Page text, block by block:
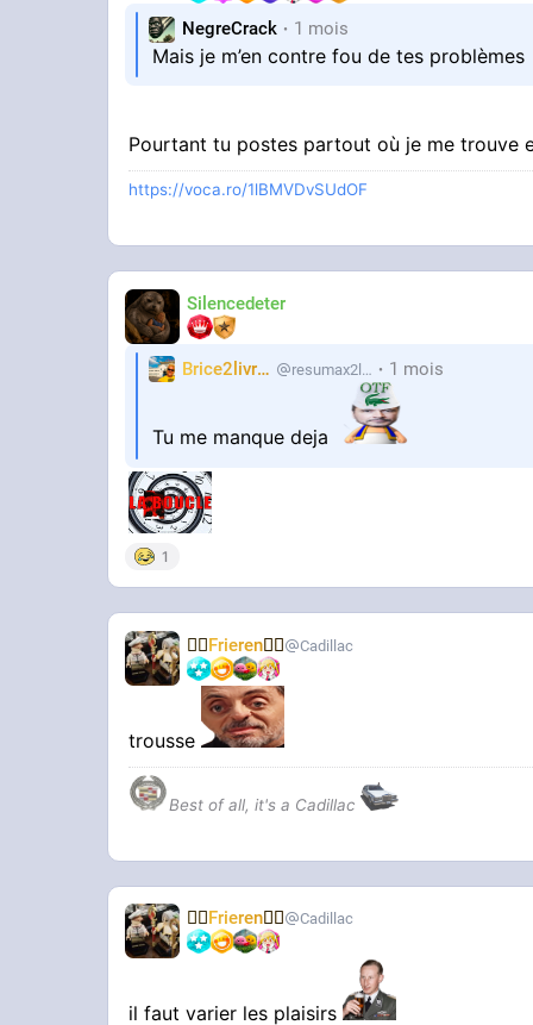
NegreCrack 1 mois
Mais je m’en contre fou de tes problèmes
Pourtant tu postes partout où je me trouve
https://voca.ro/1lBMVDvSUdOF
Silencedeter
Brice2livres resumax2livres 1 mois
Tu me manque deja
1
🧝‍♀️Frieren🧝‍♀️ Cadillac
trousse
Best of all, it's a Cadillac
🧝‍♀️Frieren🧝‍♀️ Cadillac
il faut varier les plaisirs